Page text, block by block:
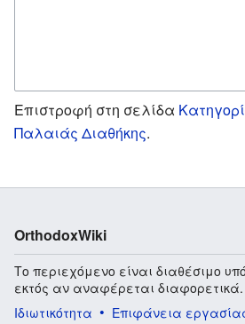
Επιστροφή στη σελίδα
Παλαιάς Διαθήκης.
OrthodoxWiki
Το περιεχόμενο είναι διαθέσιμο υπό
εκτός αν αναφέρεται διαφορετικά.
Ιδιωτικότητα
Επιφάνεια